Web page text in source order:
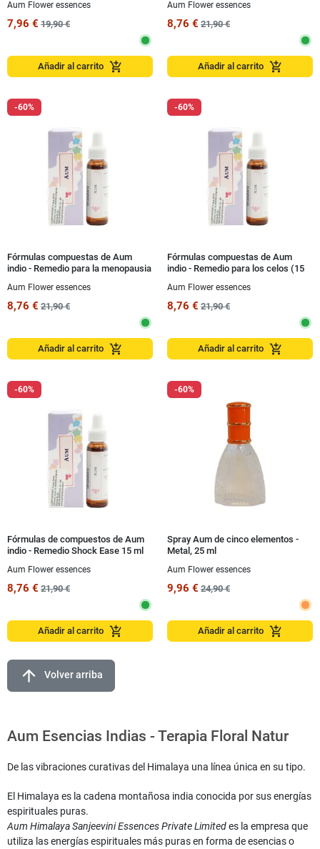
Aum Flower essences
7,96 € 19,90 €
Añadir al carrito add_shopping_cart
Aum Flower essences
8,76 € 21,90 €
Añadir al carrito add_shopping_cart
-60%
Fórmulas compuestas de Aum
indio - Remedio para la menopausia
Aum Flower essences
8,76 € 21,90 €
Añadir al carrito add_shopping_cart
-60%
Fórmulas compuestas de Aum
indio - Remedio para los celos (15
Aum Flower essences
8,76 € 21,90 €
Añadir al carrito add_shopping_cart
-60%
Fórmulas de compuestos de Aum
indio - Remedio Shock Ease 15 ml
Aum Flower essences
8,76 € 21,90 €
Añadir al carrito add_shopping_cart
-60%
Spray Aum de cinco elementos -
Metal, 25 ml
Aum Flower essences
9,96 € 24,90 €
Añadir al carrito add_shopping_cart
arrow_upward Volver arriba
Aum Esencias Indias - Terapia Floral Natur
De las vibraciones curativas del Himalaya una línea única en su tipo.
El Himalaya es la cadena montañosa india conocida por sus energías
espirituales puras.
Aum Himalaya Sanjeevini Essences Private Limitedes la empresa que
utiliza las energías espirituales más puras en forma de esencias o